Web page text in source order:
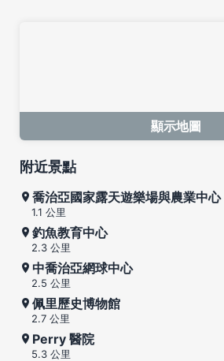
顯示地圖
附近景點
喬治亞國家露天遊樂場與農業中心
1.1 公里
釣魚教育中心
2.3 公里
中喬治亞網球中心
2.5 公里
佩里歷史博物館
2.7 公里
Perry 醫院
5.3 公里